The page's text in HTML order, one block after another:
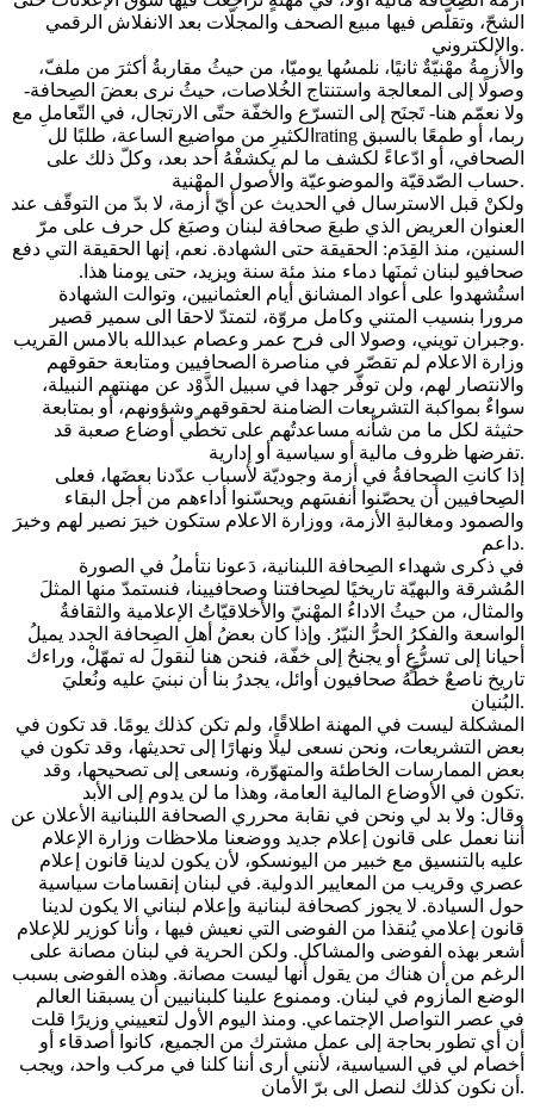
الشحّ، وتقلّص فيها مبيع الصحف والمجلّات بعد الانفلاش الرقمي
والإلكتروني.
والأزمةُ مهْنيّةٌ ثانيًا، نلمسُها يوميّا، من حيثُ مقاربةُ أكثرَ من ملفّ،
وصولًا إلى المعالجة واستنتاج الخُلاصات، حيثُ نرى بعضَ الصِحافة-
ولا نعمّم هنا- تَجنَح إلى التسرّع والخفّة حتّى الارتجال، في التّعاملِ مع
الكثيرِ من مواضيع الساعة، طلبًا للrating ربما، أو طمعًا بالسبق
الصحافي، أو ادّعاءً لكشف ما لم يكشفْهُ أحد بعد، وكلّ ذلك على
حساب الصّدقيّة والموضوعيّة والأصول المهْنية.
ولكنْ قبل الاسترسال في الحديث عن أيّ أزمة، لا بدّ من التوقّف عند
العنوان العريض الذي طبعَ صحافة لبنان وصبَغ كل حرف على مرّ
السنين، منذ القِدَم: الحقيقة حتى الشهادة. نعم، إنها الحقيقة التي دفع
صحافيو لبنان ثمنَها دماء منذ مئة سنة ويزيد، حتى يومنا هذا.
استُشهدوا على أعواد المشانق أيام العثمانيين، وتوالت الشهادة
مرورا بنسيب المتني وكامل مروّة، لتمتدّ لاحقا الى سمير قصير
وجبران تويني، وصولا الى فرح عمر وعصام عبدالله بالامس القريب.
وزارة الاعلام لم تقصّر في مناصرة الصحافيين ومتابعة حقوقهم
والانتصار لهم، ولن توفّر جهدا في سبيل الذَّوْد عن مهنتهم النبيلة،
سواءٌ بمواكبة التشريعات الضامنة لحقوقهم وشؤونهم، أو بمتابعة
حثيثة لكل ما من شأنه مساعدتُهم على تخطّي أوضاع صعبة قد
تفرضها ظروف مالية أو سياسية أو إدارية.
إذا كانتِ الصِحافةُ في أزمة وجوديّة لأسباب عدّدنا بعضَها، فعلى
الصِحافيين أن يحصّنوا أنفسَهم ويحسّنوا أداءهم من أجل البقاء
والصمود ومغالبةِ الأزمة، ووزارة الاعلام ستكون خيرَ نصير لهم وخيرَ
داعم.
في ذكرى شهداء الصِحافة اللبنانية، دَعونا نتأملُ في الصورة
المُشرقة والبهيّة تاريخيًا لصِحافتنا وصحافيينا، فنستمدّ منها المثلَ
والمثال، من حيثُ الاداءُ المهْنيّ والأخلاقيّاتُ الإعلامية والثقافةُ
الواسعة والفكرُ الحرُّ النيّرُ. وإذا كان بعضُ أهلِ الصِحافة الجدد يميلُ
أحيانا إلى تسرُّعٍ أو يجنحُ إلى خفّة، فنحن هنا لنقولَ له تمهّلْ، وراءك
تاريخ ناصعٌ خطَّهُ صحافيون أوائل، يجدرُ بنا أن نبنيَ عليه ونُعليَ
البُنيان.
المشكلة ليست في المهنة اطلاقًا، ولم تكن كذلك يومًا. قد تكون في
بعض التشريعات، ونحن نسعى ليلًا ونهارًا إلى تحديثها، وقد تكون في
بعض الممارسات الخاطئة والمتهوّرة، ونسعى إلى تصحيحها، وقد
تكون في الأوضاع المالية العامة، وهذا ما لن يدوم إلى الأبد.
وقال: ولا بد لي ونحن في نقابة محرري الصحافة اللبنانية الأعلان عن
أننا نعمل على قانون إعلام جديد ووضعنا ملاحظات وزارة الإعلام
عليه بالتنسيق مع خبير من اليونسكو، لأن يكون لدينا قانون إعلام
عصري وقريب من المعايير الدولية. في لبنان إنقسامات سياسية
حول السيادة. لا يجوز كصحافة لبنانية وإعلام لبناني الا يكون لدينا
قانون إعلامي يُنقذا من الفوضى التي نعيش فيها ، وأنا كوزير للإعلام
أشعر بهذه الفوضى والمشاكل. ولكن الحرية في لبنان مصانة على
الرغم من أن هناك من يقول أنها ليست مصانة. وهذه الفوضى بسبب
الوضع المأزوم في لبنان. وممنوع علينا كلبنانيين أن يسبقنا العالم
في عصر التواصل الإجتماعي. ومنذ اليوم الأول لتعييني وزيرًا قلت
أن أي تطور بحاجة إلى عمل مشترك من الجميع، كانوا أصدقاء أو
أخصام لي في السياسية، لأنني أرى أننا كلنا في مركب واحد، ويجب
أن نكون كذلك لنصل الى برّ الأمان.